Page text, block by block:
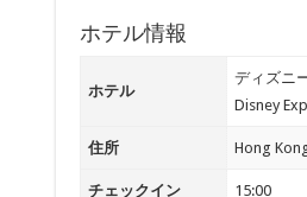
ホテル情報
ホテル
ディズニ
Disney
住所 Hong
チェックイン 15:00